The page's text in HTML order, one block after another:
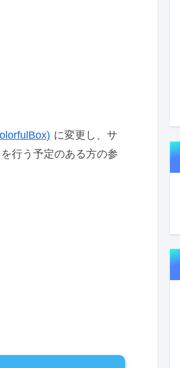
に変更し、サ
行う予定のある方の参